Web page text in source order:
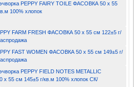
PEPPY FAIRY TOILE ФАСОВКА 50 x 55
100% хлопок
FARM FRESH ФАСОВКА 50 x 55 см 122±5 г/
FAST WOMEN ФАСОВКА 50 x 55 см 149±5 г/
PEPPY FIELD NOTES METALLIC
55 см 145±5 г/кв.м 100% хлопок СК/